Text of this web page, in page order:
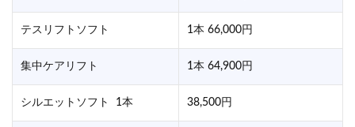
テスリフトソフト 1本 66,000円
集中ケアリフト 1本 64,900円
シルエットソフト 1本 38,500円